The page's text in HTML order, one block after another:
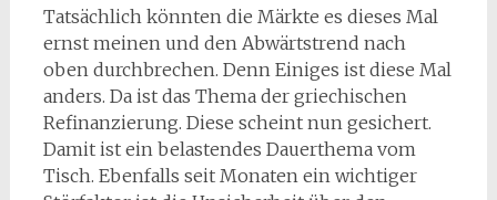
Tatsächlich könnten die Märkte es dieses Mal
ernst meinen und den Abwärtstrend nach
oben durchbrechen. Denn Einiges ist diese Mal
anders. Da ist das Thema der griechischen
Refinanzierung. Diese scheint nun gesichert.
Damit ist ein belastendes Dauerthema vom
Tisch. Ebenfalls seit Monaten ein wichtiger